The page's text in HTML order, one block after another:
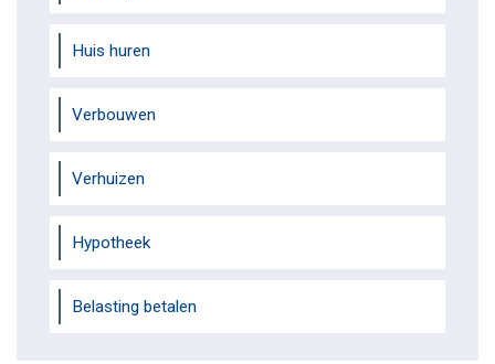
Huis huren
Verbouwen
Verhuizen
Hypotheek
Belasting betalen